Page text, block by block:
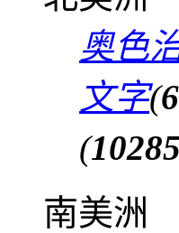
奥色
文字(
(10285
南美洲